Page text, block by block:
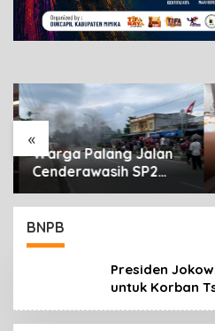
Desember 23, 2018
«
Warga Palang Jalan
Cenderawasih SP2
Timika, Rencana
Eksekusi Lahan
Pemicunya
BNPB
Presiden
untuk Korban